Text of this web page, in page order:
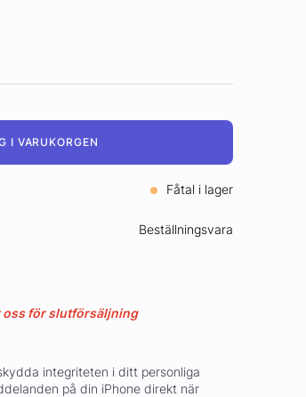
I VARUKORGEN
Fåtal i lager
Beställningsvara
oss för slutförsäljning
integriteten i ditt personliga
på din iPhone direkt när